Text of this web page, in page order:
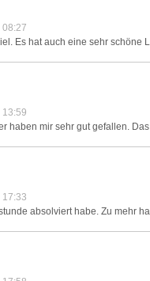
08:27
Es hat auch eine sehr
13:59
haben mir sehr gut gefallen.
17:33
absolviert habe. Zu mehr